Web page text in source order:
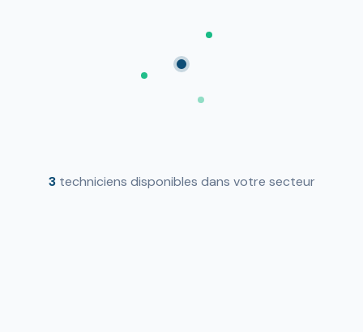
3techniciens disponibles dans votre secteur